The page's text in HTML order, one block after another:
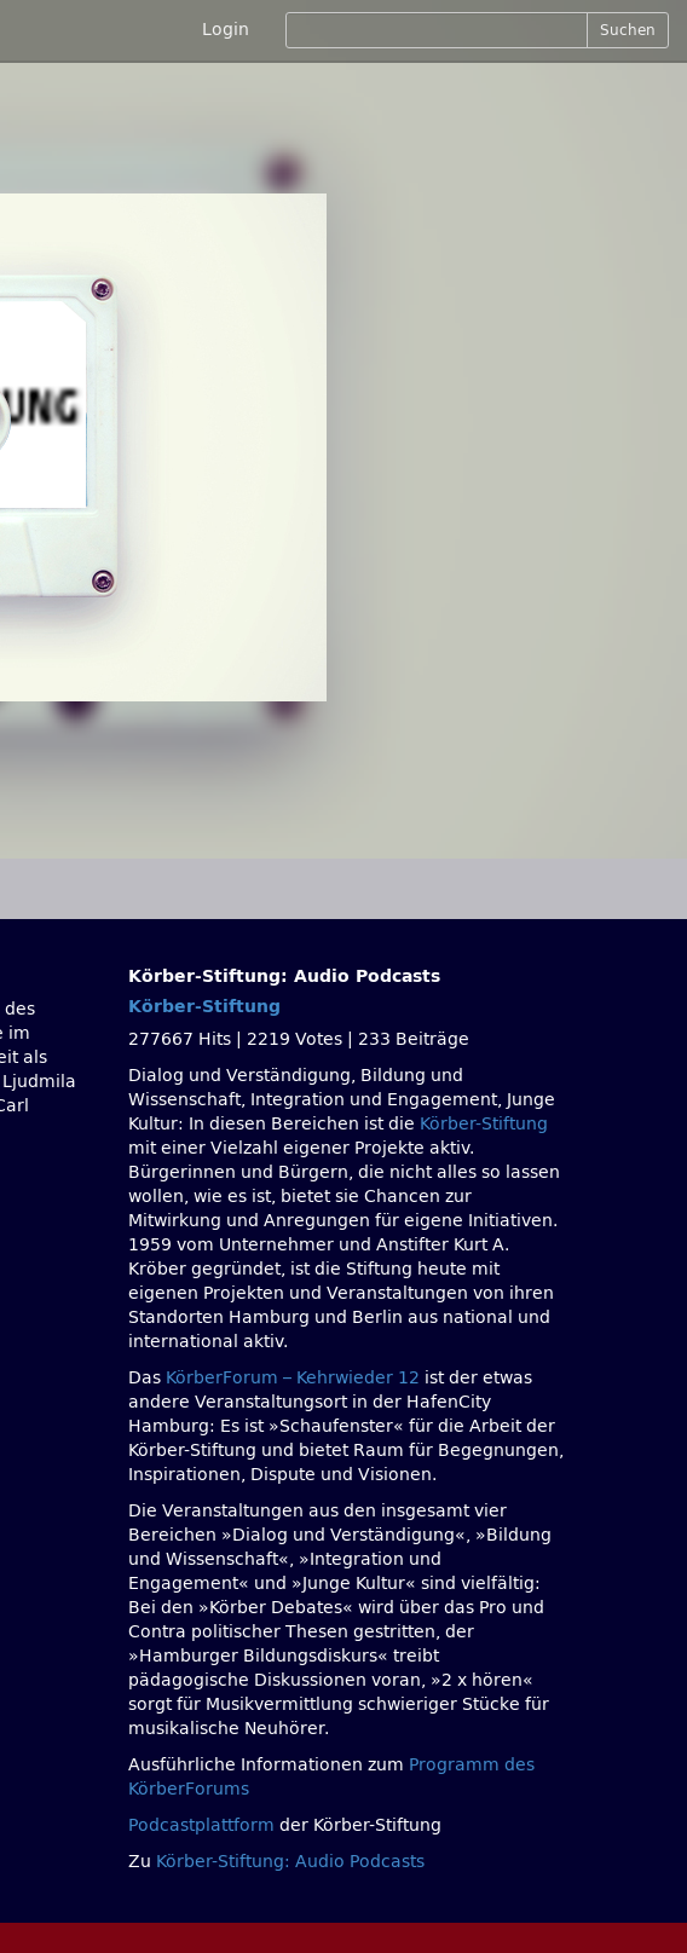
Login Suchen
Körber-Stiftung: Audio Podcasts
Körber-Stiftung
277667 Hits
2219 Votes
233 Beiträge
Dialog und Verständigung, Bildung und
Wissenschaft, Integration und Engagement, Junge
Kultur: In diesen Bereichen ist die Körber-Stiftung
mit einer Vielzahl eigener Projekte aktiv.
Bürgerinnen und Bürgern, die nicht alles so lassen
wollen, wie es ist, bietet sie Chancen zur
Mitwirkung und Anregungen für eigene Initiativen.
1959 vom Unternehmer und Anstifter Kurt A.
Kröber gegründet, ist die Stiftung heute mit
eigenen Projekten und Veranstaltungen von ihren
Standorten Hamburg und Berlin aus national und
international aktiv.
Das KörberForum – Kehrwieder 12 ist der etwas
andere Veranstaltungsort in der HafenCity
Hamburg: Es ist »Schaufenster« für die Arbeit der
Körber-Stiftung und bietet Raum für Begegnungen,
Inspirationen, Dispute und Visionen.
Die Veranstaltungen aus den insgesamt vier
Bereichen »Dialog und Verständigung«, »Bildung
und Wissenschaft«, »Integration und
Engagement« und »Junge Kultur« sind vielfältig:
Bei den »Körber Debates« wird über das Pro und
Contra politischer Thesen gestritten, der
»Hamburger Bildungsdiskurs« treibt
pädagogische Diskussionen voran, »2 x hören«
sorgt für Musikvermittlung schwieriger Stücke für
musikalische Neuhörer.
Ausführliche Informationen zum Programm des
KörberForums
Podcastplattform der Körber-Stiftung
Zu Körber-Stiftung: Audio Podcasts